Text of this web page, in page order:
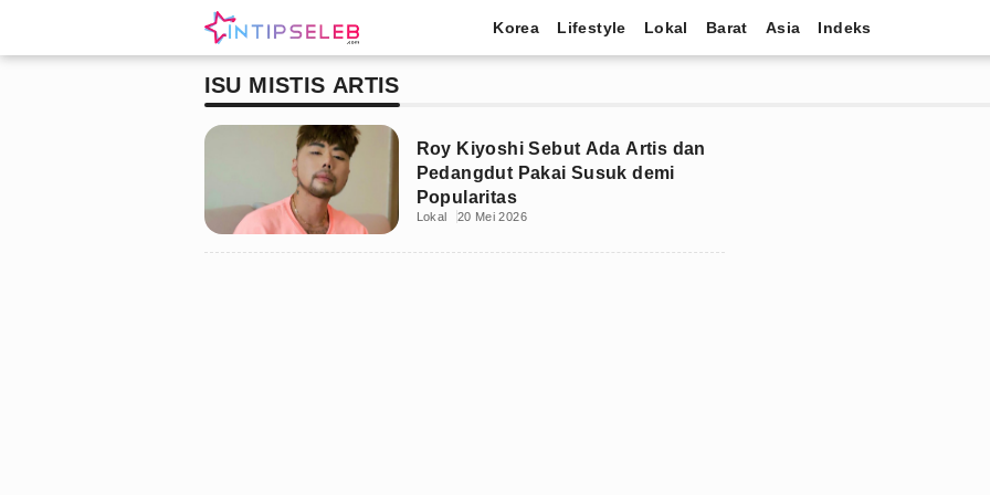
Korea Lifestyle Lokal Barat Asia Indeks
ISU MISTIS ARTIS
Roy Kiyoshi Sebut Ada Artis dan
Pedangdut Pakai Susuk demi
Popularitas
Lokal 20 Mei 2026